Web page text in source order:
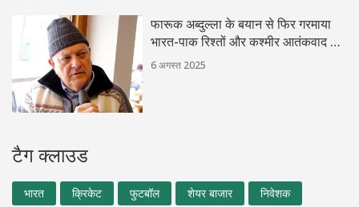
फारूक अब्दुल्ला के बयान से फिर गरमाया
भारत-पाक रिश्तों और कश्मीर आतंकवाद का
मुद्दा
6 अगस्त 2025
टैग क्लाउड
भारत क्रिकेट फुटबॉल शेयर बाजार
निवेशक